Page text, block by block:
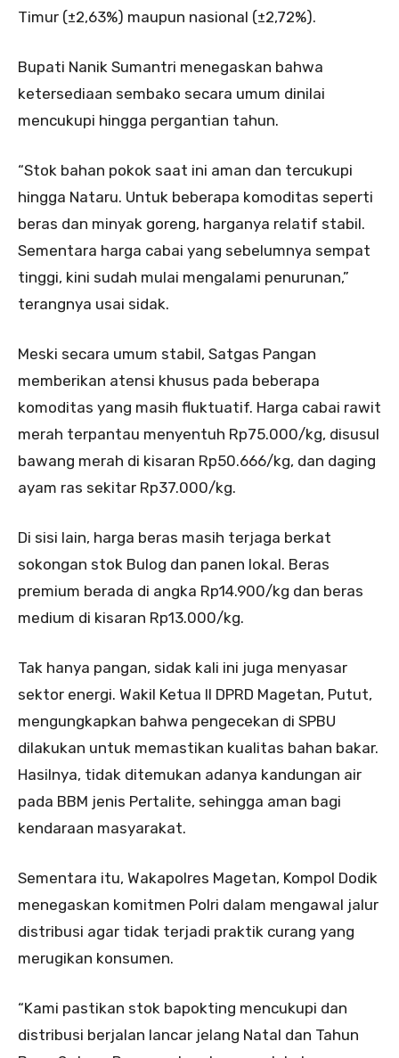
Timur (±2,63%) maupun nasional (±2,72%).
Bupati Nanik Sumantri menegaskan bahwa
ketersediaan sembako secara umum dinilai
mencukupi hingga pergantian tahun.
“Stok bahan pokok saat ini aman dan tercukupi
hingga Nataru. Untuk beberapa komoditas seperti
beras dan minyak goreng, harganya relatif stabil.
Sementara harga cabai yang sebelumnya sempat
tinggi, kini sudah mulai mengalami penurunan,”
terangnya usai sidak.
Meski secara umum stabil, Satgas Pangan
memberikan atensi khusus pada beberapa
komoditas yang masih fluktuatif. Harga cabai rawit
merah terpantau menyentuh Rp75.000/kg, disusul
bawang merah di kisaran Rp50.666/kg, dan daging
ayam ras sekitar Rp37.000/kg.
Di sisi lain, harga beras masih terjaga berkat
sokongan stok Bulog dan panen lokal. Beras
premium berada di angka Rp14.900/kg dan beras
medium di kisaran Rp13.000/kg.
Tak hanya pangan, sidak kali ini juga menyasar
sektor energi. Wakil Ketua II DPRD Magetan, Putut,
mengungkapkan bahwa pengecekan di SPBU
dilakukan untuk memastikan kualitas bahan bakar.
Hasilnya, tidak ditemukan adanya kandungan air
pada BBM jenis Pertalite, sehingga aman bagi
kendaraan masyarakat.
Sementara itu, Wakapolres Magetan, Kompol Dodik
menegaskan komitmen Polri dalam mengawal jalur
distribusi agar tidak terjadi praktik curang yang
merugikan konsumen.
“Kami pastikan stok bapokting mencukupi dan
distribusi berjalan lancar jelang Natal dan Tahun